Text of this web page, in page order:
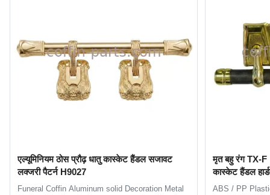
एल्यूमिनियम ठोस प्रौढ़ धातु कास्केट हैंडल सजावट
लक्जरी पैटर्न H9027
Funeral Coffin Aluminum solid Decoration Metal
मृत बहु रंग TX-F .
कास्केट हैंडल
ABS / PP